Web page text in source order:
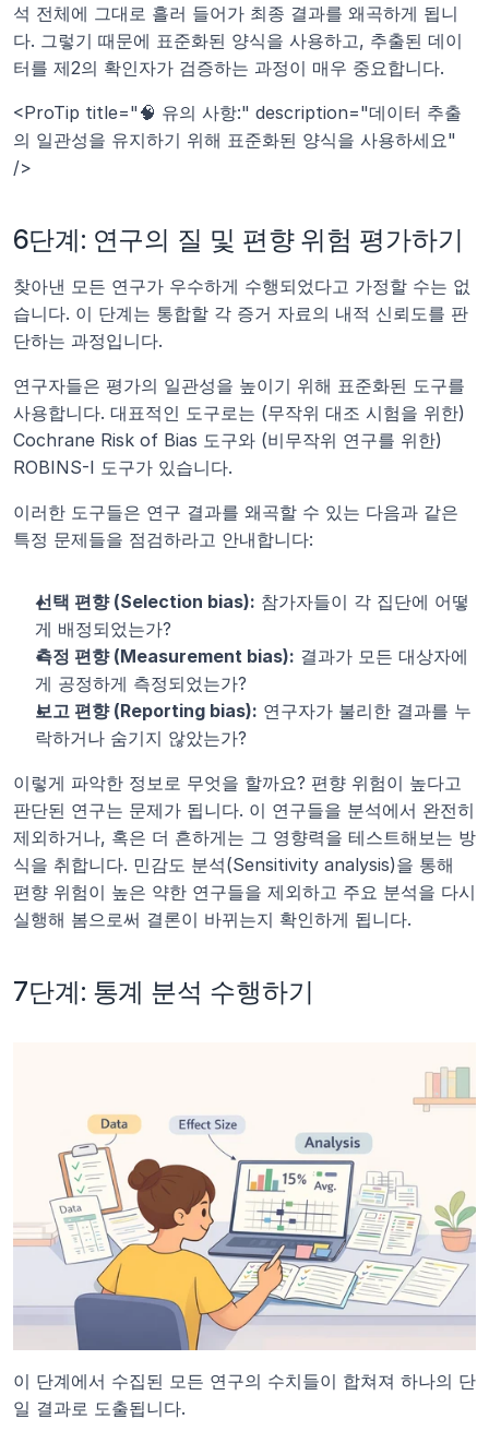
석 전체에 그대로 흘러 들어가 최종 결과를 왜곡하게 됩니
다. 그렇기 때문에 표준화된 양식을 사용하고, 추출된 데이
터를 제2의 확인자가 검증하는 과정이 매우 중요합니다.
<ProTip title="🧠 유의 사항:" description="데이터 추출
의 일관성을 유지하기 위해 표준화된 양식을 사용하세요"
/>
6단계: 연구의 질 및 편향 위험 평가하기
찾아낸 모든 연구가 우수하게 수행되었다고 가정할 수는 없
습니다. 이 단계는 통합할 각 증거 자료의 내적 신뢰도를 판
단하는 과정입니다.
연구자들은 평가의 일관성을 높이기 위해 표준화된 도구를
사용합니다. 대표적인 도구로는 (무작위 대조 시험을 위한)
Cochrane Risk of Bias 도구와 (비무작위 연구를 위한)
ROBINS-I 도구가 있습니다.
이러한 도구들은 연구 결과를 왜곡할 수 있는 다음과 같은
특정 문제들을 점검하라고 안내합니다:
선택 편향 (Selection bias): 참가자들이 각 집단에 어떻
게 배정되었는가?
측정 편향 (Measurement bias): 결과가 모든 대상자에
게 공정하게 측정되었는가?
보고 편향 (Reporting bias): 연구자가 불리한 결과를 누
락하거나 숨기지 않았는가?
이렇게 파악한 정보로 무엇을 할까요? 편향 위험이 높다고
판단된 연구는 문제가 됩니다. 이 연구들을 분석에서 완전히
제외하거나, 혹은 더 흔하게는 그 영향력을 테스트해보는 방
식을 취합니다. 민감도 분석(Sensitivity analysis)을 통해
편향 위험이 높은 약한 연구들을 제외하고 주요 분석을 다시
실행해 봄으로써 결론이 바뀌는지 확인하게 됩니다.
7단계: 통계 분석 수행하기
이 단계에서 수집된 모든 연구의 수치들이 합쳐져 하나의 단
일 결과로 도출됩니다.